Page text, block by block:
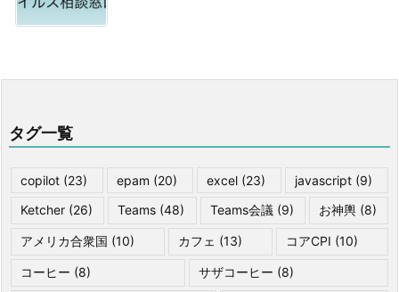
タグ一覧
copilot (23) epam (20) excel (23) javascript (9)
Ketcher (26) Teams (48) Teams会議 (9) お神輿(8)
アメリカ合衆国 (10) カフェ (13) コアCPI (10)
コーヒー (8) サザコーヒー (8)